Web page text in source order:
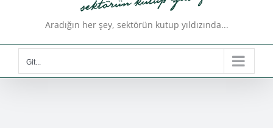
Aradığın her şey, sektörün kutup yıldızında...
Git...